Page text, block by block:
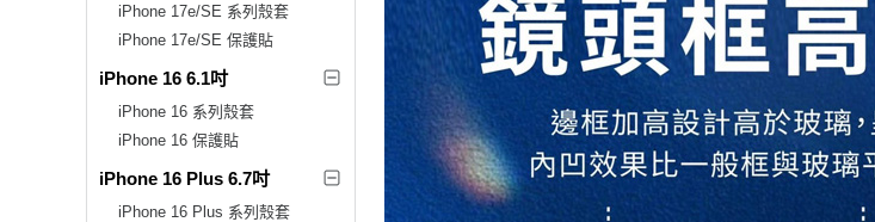
iPhone 17e/SE 系列殼套
iPhone 17e/SE 保護貼
iPhone 16 6.1吋
iPhone 16 系列殼套
iPhone 16 保護貼
iPhone 16 Plus 6.7吋
iPhone 16 Plus 系列殼套